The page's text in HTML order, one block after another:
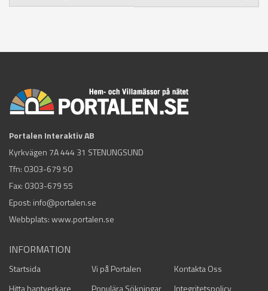
Portalen Interaktiv AB
Kyrkvägen 7A 444 31 STENUNGSUND
Tfn: 0303-679 50
Fax: 0303-679 55
Epost: info@portalen.se
Webbplats: www.portalen.se
INFORMATION
Startsida Vi på Portalen
Kontakta Oss
Hitta hantverkare
Populära Sökningar Integritetspolicy